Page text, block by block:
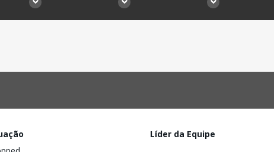
Líder da Equipe